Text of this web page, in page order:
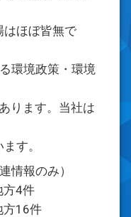
はほぼ皆無で
環境政策・環境
ります。当社は
す。
情報のみ）
方4件
方16件